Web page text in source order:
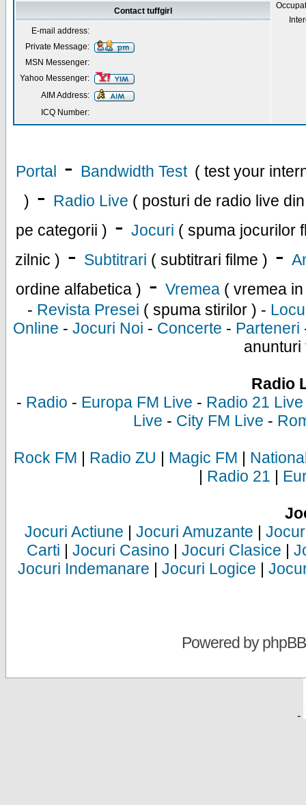
Contact tuffgirl
E-mail address:
Private Message:
MSN Messenger:
Yahoo Messenger:
AIM Address:
ICQ Number:
Portal - Bandwidth Test ( test your
) - Radio Live ( posturi de radio live
pe categorii ) - Jocuri ( spuma jocurilor
zilnic ) - Subtitrari ( subtitrari filme ) -
ordine alfabetica ) - Vremea ( vremea
- Revista Presei ( spuma stirilor ) -
Online - Jocuri Noi - Concerte - Parteneri
anunturi
Radio
- Radio - Europa FM Live - Radio 21 Live
Live - City FM Live -
Rock FM | Radio ZU | Magic FM |
| Radio 21 |
Jocuri Actiune | Jocuri Amuzante |
Carti | Jocuri Casino | Jocuri Clasice |
Jocuri Indemanare | Jocuri Logice |
Powered byphpBB
-